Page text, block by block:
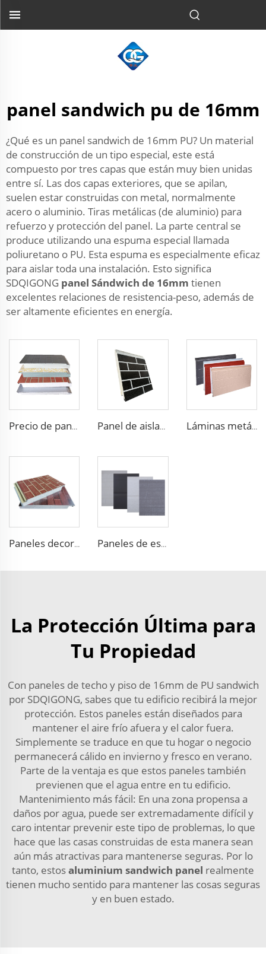
panel sandwich pu de 16mm
¿Qué es un panel sandwich de 16mm PU? Un material
de construcción de un tipo especial, este está
compuesto por tres capas que están muy bien unidas
entre sí. Las dos capas exteriores, que se apilan,
suelen estar construidas con metal, normalmente
acero o aluminio. Tiras metálicas (de aluminio) para
refuerzo y protección del panel. La parte central se
produce utilizando una espuma especial llamada
poliuretano o PU. Esta espuma es especialmente eficaz
para aislar toda una instalación. Esto significa
SDQIGONG panel Sándwich de 16mm tienen
excelentes relaciones de resistencia-peso, además de
ser altamente eficientes en energía.
Precio de panel prefabricado de pared, panel de pared de EPS, casa de panel de pared exterior Panel de aislamiento impermeable y resistente al fuego al aire libre de espuma de EPS Láminas metálicas aislantes con paneles decorativos de espuma de EPS
Paneles decorativos térmicos para revestimiento exterior de paredes panel estructural aislado Panel de Arena Foam Paneles de espuma EPS Prefabricados de Aislamiento para Casas con Revestimiento Metálico
La Protección Última para
Tu Propiedad
Con paneles de techo y piso de 16mm de PU sandwich
por SDQIGONG, sabes que tu edificio recibirá la mejor
protección. Estos paneles están diseñados para
mantener el aire frío afuera y el calor fuera.
Simplemente se traduce en que tu hogar o negocio
permanecerá cálido en invierno y fresco en verano.
Parte de la ventaja es que estos paneles también
previenen que el agua entre en tu edificio.
Mantenimiento más fácil: En una zona propensa a
daños por agua, puede ser extremadamente difícil y
caro intentar prevenir este tipo de problemas, lo que
hace que las casas construidas de esta manera sean
aún más atractivas para mantenerse seguras. Por lo
tanto, estosaluminium sandwich panel realmente
tienen mucho sentido para mantener las cosas seguras
y en buen estado.